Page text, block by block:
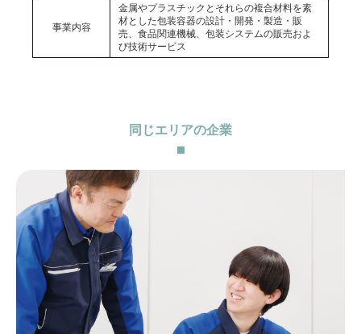
事業内容
金属やプラスチックとそれらの複合材料を素
材とした包装容器の設計・開発・製造・販
売、食品関連機械、包装システムの販売およ
び技術サービス
同じエリアの企業